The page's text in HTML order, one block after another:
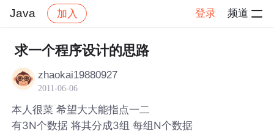
Java 加入 登录 频道
社区 Java 帖子详情
求一个程序设计的思路
zhaokai19880927
2011-06-06
本人很菜 希望大大能指点一二
有3N个数据 将其分成3组 每组N个数据